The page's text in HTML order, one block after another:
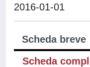
2016-01-01
Scheda breve
Scheda